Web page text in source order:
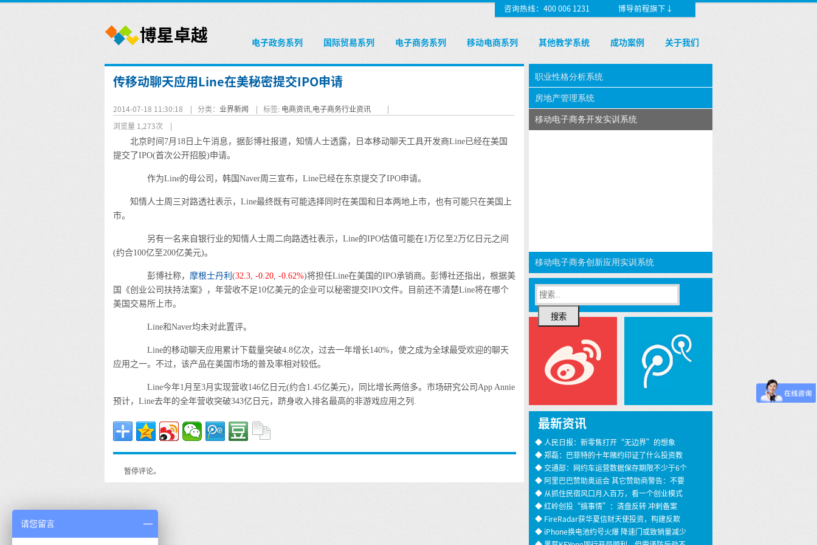
咨询热线：400 006 1231 博导前程旗下↓
电子政务系列 国际贸易系列 电子商务系列 移动电商系列 其他教学系统 成功案例 关于我们
传移动聊天应用Line在美秘密提交IPO申请
2014-07-18 11:30:18 | 分类： 业界新闻 | 标签: 电商资讯,电子商务行业资讯
|
浏览量 1,273次 |
北京时间7月18日上午消息，据彭博社报道，知情人士透露，日本移动聊天工具开发商Line已经在美国
提交了IPO(首次公开招股)申请。
作为Line的母公司，韩国Naver周三宣布，Line已经在东京提交了IPO申请。
知情人士周三对路透社表示，Line最终既有可能选择同时在美国和日本两地上市，也有可能只在美国上
市。
另有一名来自银行业的知情人士周二向路透社表示，Line的IPO估值可能在1万亿至2万亿日元之间
(约合100亿至200亿美元)。
彭博社称， 摩根士丹利 (32.3, -0.20, -0.62%)将担任Line在美国的IPO承销商。彭博社还指出，根据美
国《创业公司扶持法案》，年营收不足10亿美元的企业可以秘密提交IPO文件。目前还不清楚Line将在哪个
美国交易所上市。
Line和Naver均未对此置评。
Line的移动聊天应用累计下载量突破4.8亿次，过去一年增长140%，使之成为全球最受欢迎的聊天
应用之一。不过，该产品在美国市场的普及率相对较低。
Line今年1月至3月实现营收146亿日元(约合1.45亿美元)，同比增长两倍多。市场研究公司App Annie
预计，Line去年的全年营收突破343亿日元，跻身收入排名最高的非游戏应用之列.
暂停评论。
搜索
最新资讯
◆ 人民日报：新零售打开“无边界”的想象
◆ 郑磊：巴菲特的十年赌约印证了什么投资教
训
◆ 交通部：网约车运营数据保存期限不少于6个
月
◆ 阿里巴巴赞助奥运会 其它赞助商警告：不要
过界
◆ 从抓住民宿风口月入百万，看一个创业模式
◆ 红岭创投“搞事情”：清盘反转 冲刺备案
◆ FireRadar获华夏信财天使投资，构建反欺
诈安全服务
◆ iPhone换电池约号火爆 降速门或致销量减少
请您留言